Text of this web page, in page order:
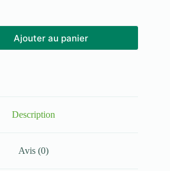
Ajouter au panier
Description
Avis (0)